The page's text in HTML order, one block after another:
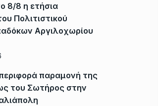
8/8 η ετήσια
Πολιτιστικού
Αργιλοχωρίου
παραμονή της
του Σωτήρος στην